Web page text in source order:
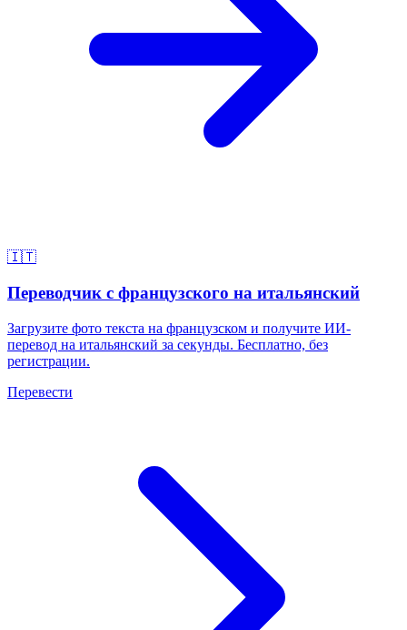
🇮🇹
Переводчик с французского на итальянский
Загрузите фото текста на французском и получите ИИ-
перевод на итальянский за секунды. Бесплатно, без
регистрации.
Перевести